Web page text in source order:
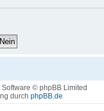
© phpBB Limited
durch phpBB.de